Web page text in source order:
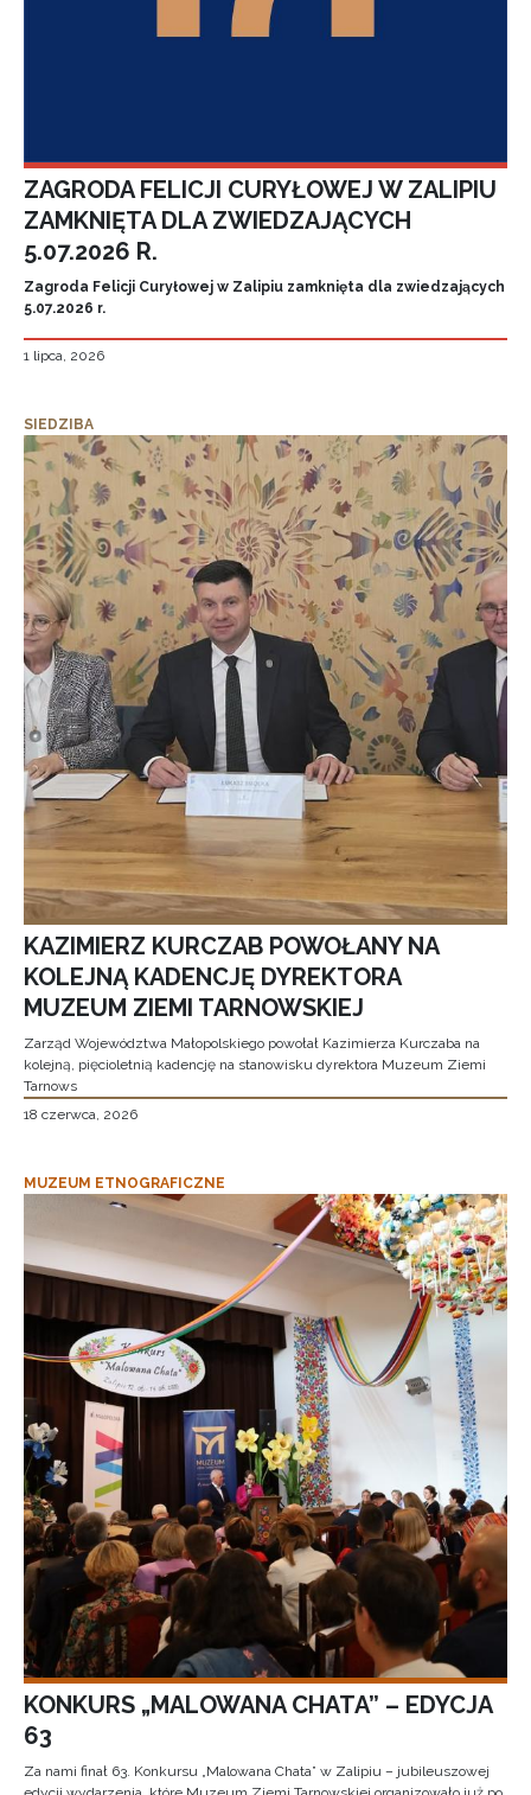
ZAGRODA FELICJI CURYŁOWEJ W ZALIPIU
ZAMKNIĘTA DLA ZWIEDZAJĄCYCH
5.07.2026 R.
Zagroda Felicji Curyłowej w Zalipiu zamknięta dla zwiedzających
5.07.2026 r.
1 lipca, 2026
SIEDZIBA
KAZIMIERZ KURCZAB POWOŁANY NA
KOLEJNĄ KADENCJĘ DYREKTORA
MUZEUM ZIEMI TARNOWSKIEJ
Zarząd Województwa Małopolskiego powołał Kazimierza Kurczaba na
kolejną, pięcioletnią kadencję na stanowisku dyrektora Muzeum Ziemi
Tarnows
18 czerwca, 2026
MUZEUM ETNOGRAFICZNE
KONKURS „MALOWANA CHATA” – EDYCJA
63
Za nami finał 63. Konkursu „Malowana Chata” w Zalipiu – jubileuszowej